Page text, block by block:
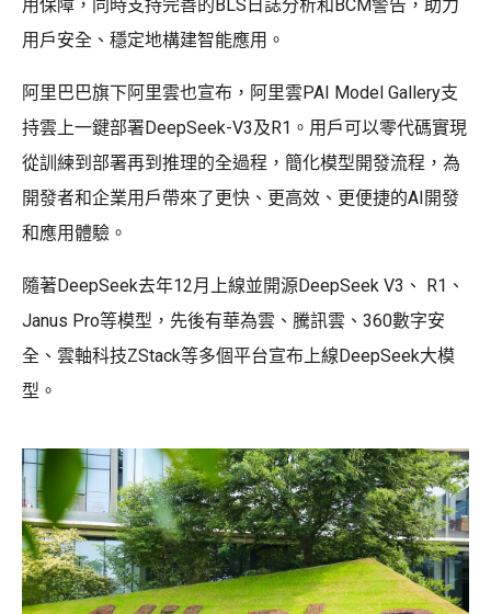
用保障，同時支持完善的BLS日誌分析和BCM警告，助力
用戶安全、穩定地構建智能應用。
阿里巴巴旗下阿里雲也宣布，阿里雲PAI Model Gallery支
持雲上一鍵部署DeepSeek-V3及R1。用戶可以零代碼實現
從訓練到部署再到推理的全過程，簡化模型開發流程，為
開發者和企業用戶帶來了更快、更高效、更便捷的AI開發
和應用體驗。
隨著DeepSeek去年12月上線並開源DeepSeek V3、 R1、
Janus Pro等模型，先後有華為雲、騰訊雲、360數字安
全、雲軸科技ZStack等多個平台宣布上線DeepSeek大模
型。